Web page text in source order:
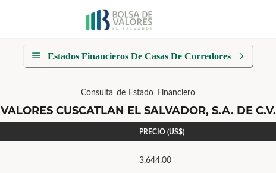
Estados Financieros De Casas De Corredores
Consulta de Estado Financiero
VALORES CUSCATLAN EL SALVADOR, S.A. DE C.V.
PRECIO (US$)
3,644.00